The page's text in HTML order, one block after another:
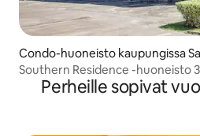
Condo-huoneisto kaupungissa
Southern Residence -huoneisto
Perheille sopivat